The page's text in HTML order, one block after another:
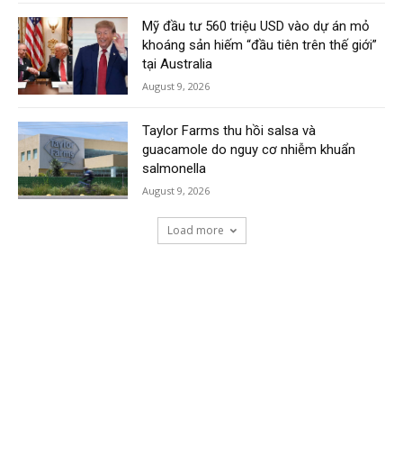
Mỹ đầu tư 560 triệu USD vào dự án mỏ
khoáng sản hiếm “đầu tiên trên thế giới”
tại Australia
August 9, 2026
Taylor Farms thu hồi salsa và
guacamole do nguy cơ nhiễm khuẩn
salmonella
August 9, 2026
Load more